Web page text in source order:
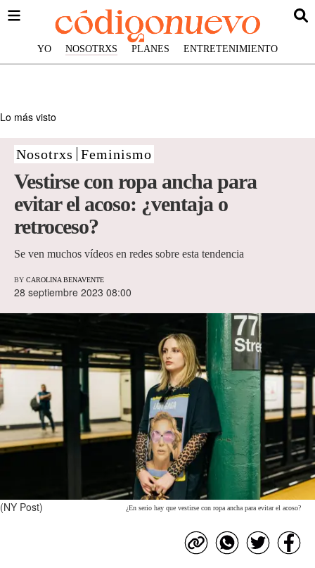
YO NOSOTRXS PLANES ENTRETENIMIENTO
Lo más visto
Nosotrxs Feminismo
Vestirse con ropa ancha para
evitar el acoso: ¿ventaja o
retroceso?
Se ven muchos vídeos en redes sobre esta tendencia
BY CAROLINA BENAVENTE
28 septiembre 2023 08:00
¿En serio hay que vestirse con ropa ancha para evitar el acoso?
(NY Post)